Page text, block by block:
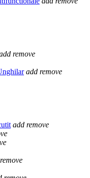
remove
add remove
add remove
remove